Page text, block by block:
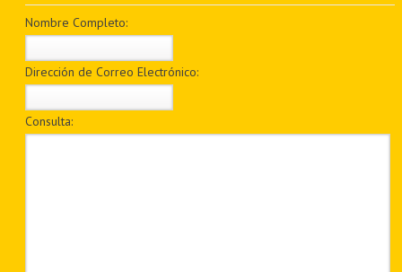
CUSTOM PDF
Nombre Completo:
Dirección de Correo Electrónico:
Consulta: